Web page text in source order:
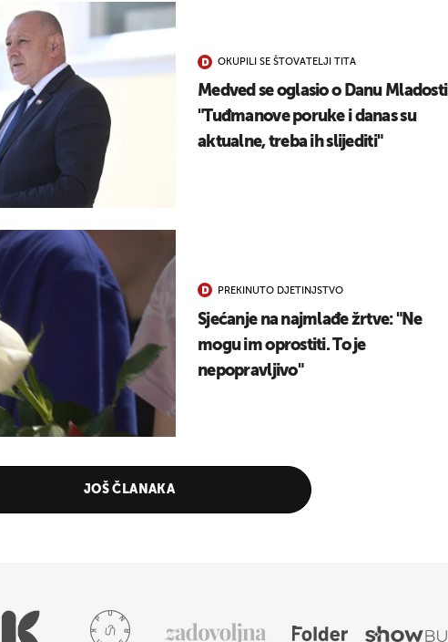
OKUPILI SE ŠTOVATELJI TITA
Medved se oglasio o Danu
"Tuđmanove poruke i danas su
aktualne, treba ih slijediti"
PREKINUTO DJETINJSTVO
Sjećanje na najmlađe žrtve: "Ne
mogu im oprostiti. To je
nepopravljivo"
JOŠ ČLANAKA